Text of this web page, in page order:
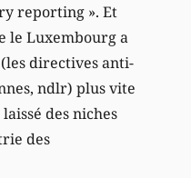
reporting ». Et
le Luxembourg a
(les directives anti-
ndlr) plus vite
des niches
des